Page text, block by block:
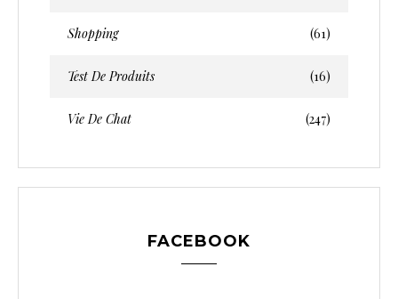
Shopping (61)
Test De Produits (16)
Vie De Chat (247)
FACEBOOK